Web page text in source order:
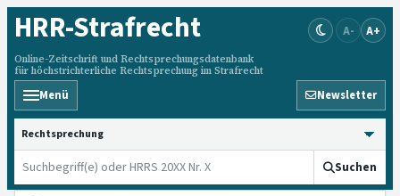
HRR-Strafrecht
Online-Zeitschrift und Rechtsprechungsdatenbank
für höchstrichterliche Rechtsprechung im Strafrecht
A- A+
Menü Newsletter
HRRS durchsuchen
Suchen